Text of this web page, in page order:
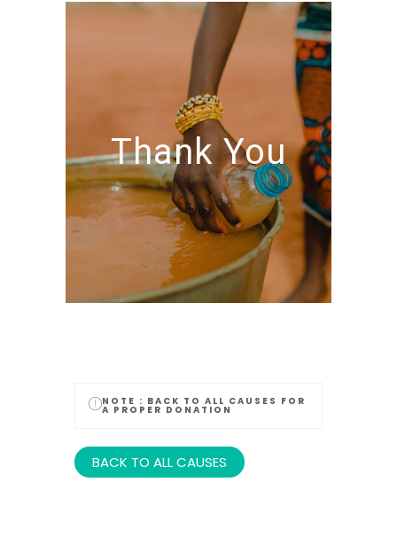
Thank You
NOTE : BACK TO ALL CAUSES FOR
A PROPER DONATION
BACK TO ALL CAUSES